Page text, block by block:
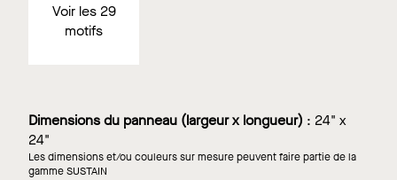
Voir les 29
motifs
Dimensions du panneau (largeur x longueur) : 24" x
24"
Les dimensions et/ou couleurs sur mesure peuvent faire partie de la
gamme SUSTAIN